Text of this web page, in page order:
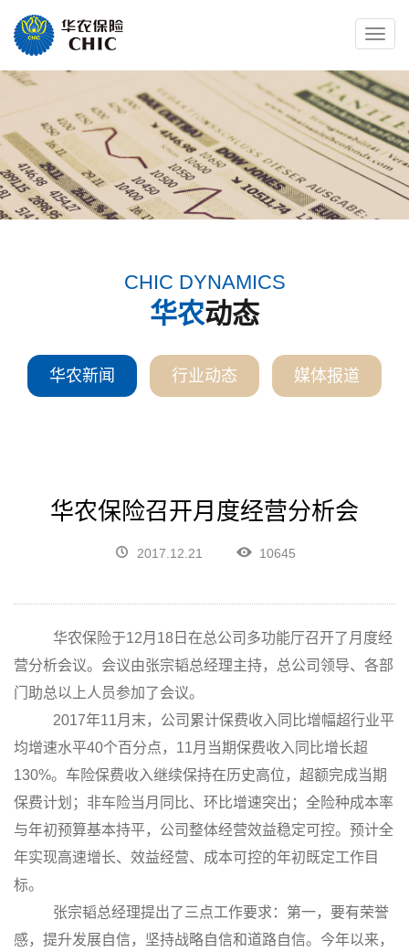
Toggle
CHIC DYNAMICS
华农动态
华农新闻 行业动态 媒体报道
华农保险召开月度经营分析会
2017.12.21 10645
华农保险于12月 18 日在总公司多功能厅召开了月度经
营分析会议。会议由张宗韬总经理主持，总公司领导、各部
门助总以上人员参加了会议。
2017年11月末，公司累计保费收入同比增幅超行业平
均增速水平40个百分点， 11月当期保费收入同比增长超
130%。车险保费收入继续保持在历史高位，超额完成当期
保费计划；非车险当月同比、环比增速突出；全险种成本率
与年初预算基本持平，公司整体经营效益稳定可控。预计全
年实现高速增长、效益经营、成本可控的年初既定工作目
标。
张宗韬总经理提出了三点工作要求：第一，要有荣誉
感，提升发展自信，坚持战略自信和道路自信。今年以来，